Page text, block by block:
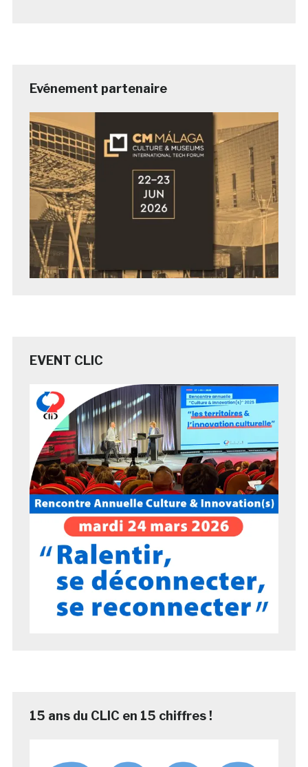
Evénement partenaire
EVENT CLIC
15 ans du CLIC en 15 chiffres !